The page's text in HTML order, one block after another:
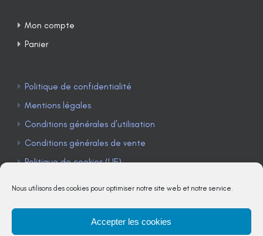
Nous utilisons des cookies pour optimiser notre site web et notre service.
Accepter les cookies
Mon compte
Panier
Politique de confidentialité
Mentions légales
Conditions générales d’utilisation
Conditions générales de vente
Politique de cookies (UE)